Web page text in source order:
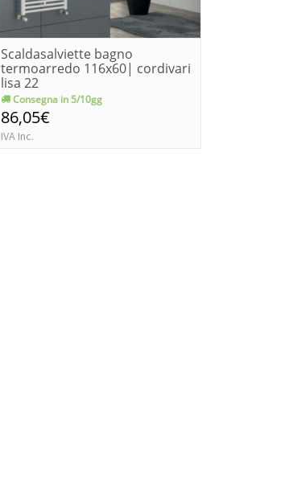
Scaldasalviette bagno
termoarredo 116x60| cordivari
lisa 22
Consegna in 5/10gg
86,05€
IVA Inc.